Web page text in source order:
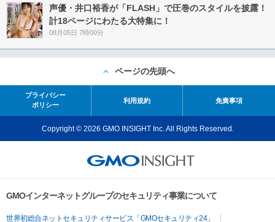
声優・井口裕香が「FLASH」で圧巻のスタイルを披露！
計18ページにわたる大特集に！
08月05日 7時00分
ページの先頭へ
プライバシー
ポリシー
利用規約 免責事項
Copyright © 2026 GMO INSIGHT Inc. All Rights Reserved.
GMOインターネットグループのセキュリティ事業について
世界初総合ネットセキュリティサービス「GMOセキュリティ24」